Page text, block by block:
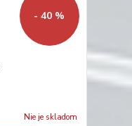
- 40 %
Nie je skladom